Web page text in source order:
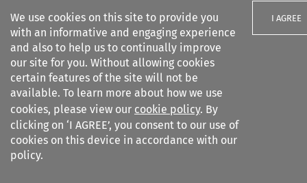
We use cookies on this site to provide you
with an informative and engaging experience
and also to help us to continually improve
our site for you. Without allowing cookies
certain features of the site will not be
available. To learn more about how we use
cookies, please view our cookie policy. By
clicking on ‘I AGREE’, you consent to our use of
cookies on this device in accordance with our
policy.
I AGREE
Search filters
ASA Bulletin
Search content